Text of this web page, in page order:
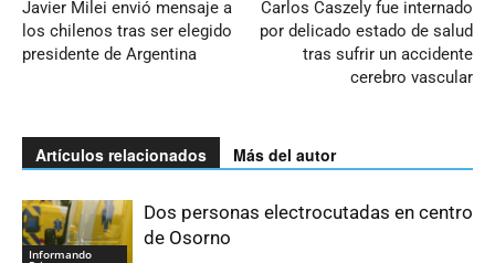
Javier Milei envió mensaje a
los chilenos tras ser elegido
presidente de Argentina
Carlos Caszely fue internado
por delicado estado de salud
tras sufrir un accidente
cerebro vascular
Artículos relacionados Más del autor
Informando
Dos personas electrocutadas en centro
de Osorno